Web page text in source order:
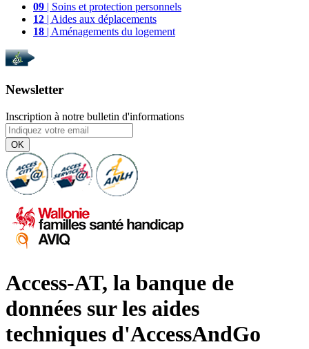
09 | Soins et protection personnels
12 | Aides aux déplacements
18 | Aménagements du logement
Newsletter
Inscription à notre bulletin d'informations
OK
Access-AT, la banque de
données sur les aides
techniques d'AccessAndGo